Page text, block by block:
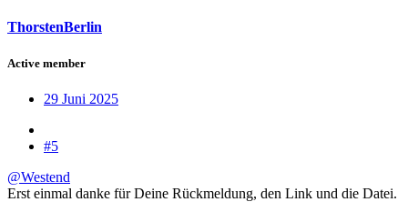
ThorstenBerlin
Active member
29 Juni 2025
#5
@Westend
Erst einmal danke für Deine Rückmeldung, den Link und die Datei.